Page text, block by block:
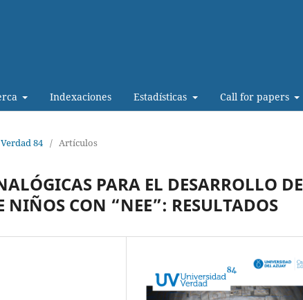
Indexaciones Estadísticas Call for papers
84 / Artículos
PARA EL DESARROLLO DE
CON “NEE”: RESULTADOS